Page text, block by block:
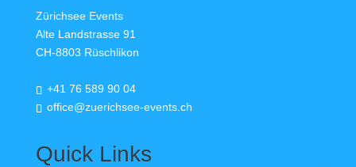
Zürichsee Events
Alte Landstrasse 91
CH-8803 Rüschlikon
+41 76 589 90 04
office@zuerichsee-events.ch
Quick Links